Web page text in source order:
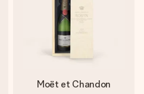
Moët et Chandon